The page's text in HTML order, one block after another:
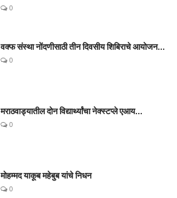
0
वक्फ संस्था नोंदणीसाठी तीन दिवसीय शिबिराचे आयोजन...
0
मराठवाड्यातील दोन विद्यार्थ्यांचा नेक्स्टप्ले एआय...
0
मोहम्मद याकूब महेबुब यांचे निधन
0